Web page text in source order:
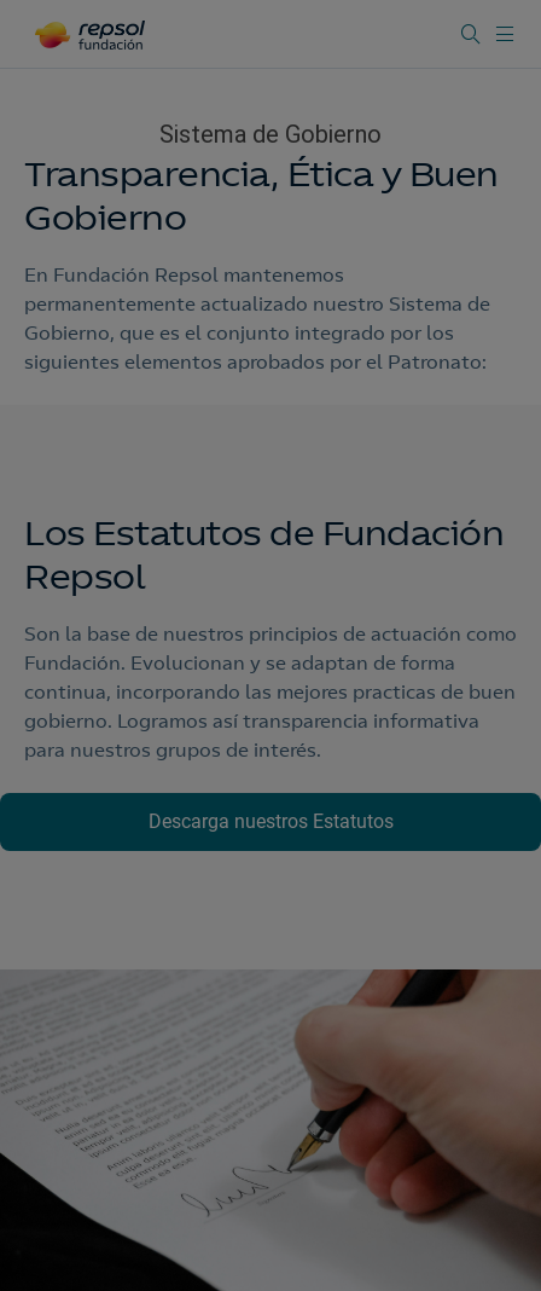
Sistema de Gobierno
Transparencia, Ética y Buen
Gobierno
En Fundación Repsol mantenemos
permanentemente actualizado nuestro Sistema de
Gobierno, que es el conjunto integrado por los
siguientes elementos aprobados por el Patronato:
Los Estatutos de Fundación
Repsol
Son la base de nuestros principios de actuación como
Fundación. Evolucionan y se adaptan de forma
continua, incorporando las mejores practicas de buen
gobierno. Logramos así transparencia informativa
para nuestros grupos de interés.
Descarga nuestros Estatutos